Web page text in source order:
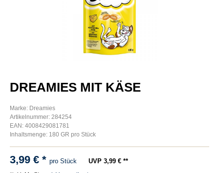
DREAMIES MIT KÄSE
Marke: Dreamies
Artikelnummer: 284254
EAN: 4008429081781
Inhaltsmenge: 180 GR pro Stück
3,99 € * pro Stück UVP 3,99 € **